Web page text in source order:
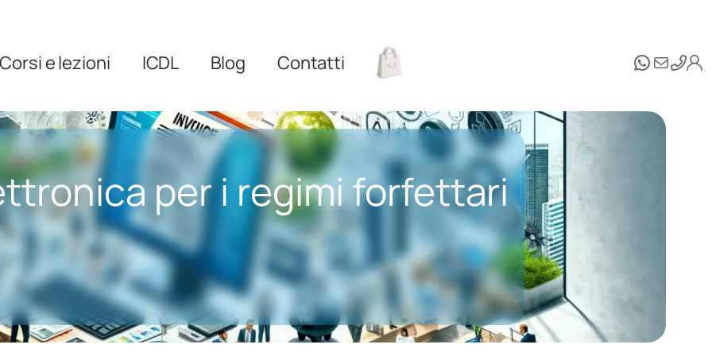
Corsi e lezioni ICDL Blog Contatti Email
per i regimi forfettari